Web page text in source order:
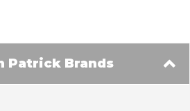
Patrick Brands